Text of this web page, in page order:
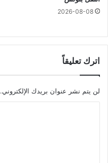
2026-08-08
اترك تعليقاً
لن يتم نشر عنوان بريدك الإلكتروني.